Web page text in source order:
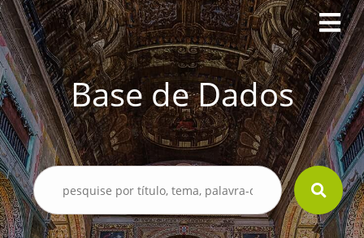
Base de Dados